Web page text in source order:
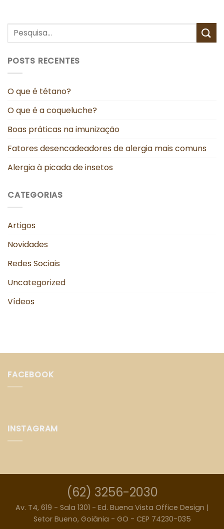
POSTS RECENTES
O que é tétano?
O que é a coqueluche?
Boas práticas na imunização
Fatores desencadeadores de alergia mais comuns
Alergia à picada de insetos
CATEGORIAS
Artigos
Novidades
Redes Sociais
Uncategorized
Vídeos
FACEBOOK
INSTAGRAM
(62) 3256-2030
Av. T4, 619 - Sala 1301 - Ed. Buena Vista Office Design |
Setor Bueno, Goiânia - GO - CEP 74230-035